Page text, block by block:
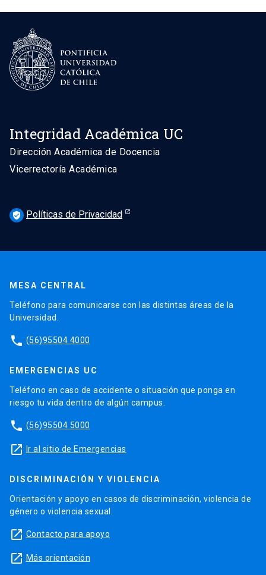
Integridad Académica UC
Dirección Académica de Docencia
Vicerrectoría Académica
verified_user Políticas de Privacidad
MESA CENTRAL
Teléfono para comunicarse con las distintas áreas de la
Universidad.
phone (56)95504 4000
EMERGENCIAS UC
Teléfono en caso de accidente o situación que ponga en
riesgo tu vida dentro de algún campus.
phone (56)95504 5000
launch Ir al sitio de Emergencias
DISCRIMINACIÓN Y VIOLENCIA
Orientación y apoyo en casos de discriminación, violencia de
género o violencia sexual.
launch Contacto para apoyo
launch Más orientación